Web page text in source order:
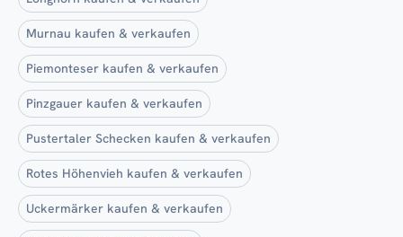
Murnau kaufen & verkaufen
Piemonteser kaufen & verkaufen
Pinzgauer kaufen & verkaufen
Pustertaler Schecken kaufen & verkaufen
Rotes Höhenvieh kaufen & verkaufen
Uckermärker kaufen & verkaufen